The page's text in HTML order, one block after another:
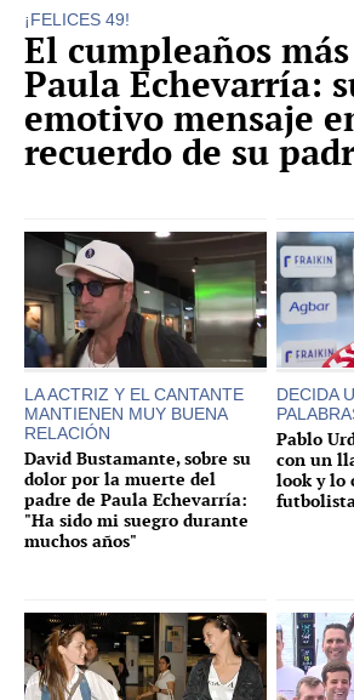
¡FELICES 49!
El cumpleaños
Paula Echevarría:
emotivo mensaje
recuerdo de su
LA ACTRIZ Y EL CANTANTE
MANTIENEN MUY BUENA
RELACIÓN
David Bustamante, sobre su
dolor por la muerte del
padre de Paula Echevarría:
"Ha sido mi suegro durante
muchos años"
DECIDA
Pablo
con un
look y lo